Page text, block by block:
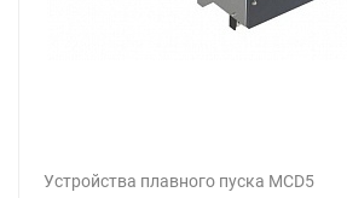
Устройства плавного пуска MCD5